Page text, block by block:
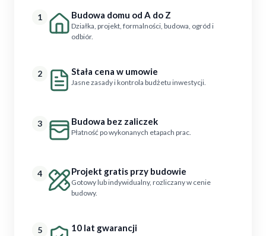
1 Budowa domu od A do Z
Działka, projekt, formalności, budowa, ogród i
odbiór.
2 Stała cena w umowie
Jasne zasady i kontrola budżetu inwestycji.
3 Budowa bez zaliczek
Płatność po wykonanych etapach prac.
4 Projekt gratis przy budowie
Gotowy lub indywidualny, rozliczany w cenie
budowy.
5 10 lat gwarancji